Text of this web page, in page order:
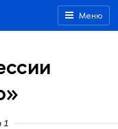
Меню
1